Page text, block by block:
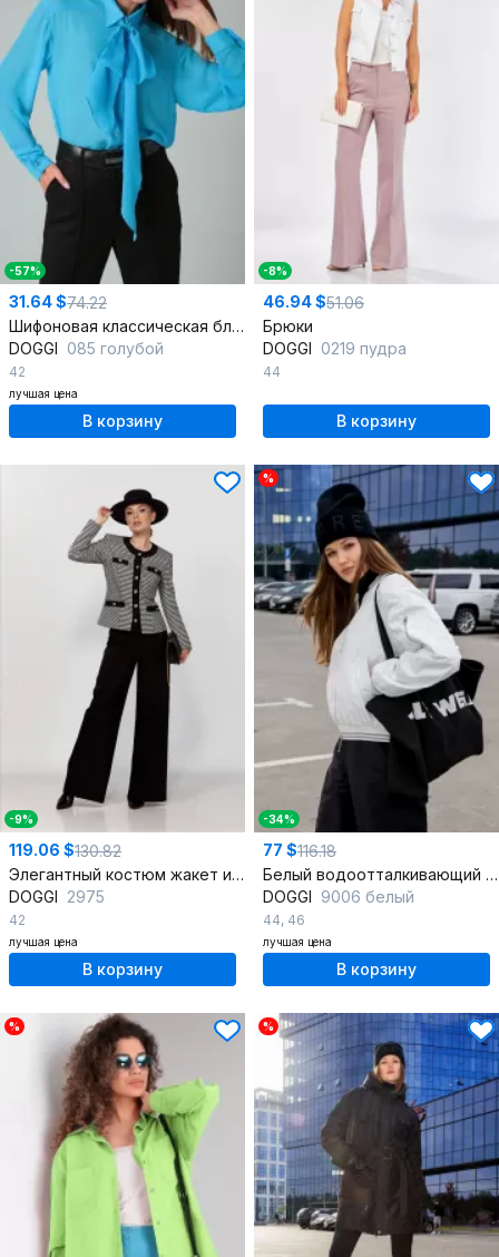
-57%
31.64 $74.22
Шифоновая классическая блузка с воротником и длинным рукавом
DOGGI 085 голубой
42
лучшая цена
В корзину
-8%
46.94 $51.06
Брюки
DOGGI 0219 пудра
44
В корзину
-9%
119.06 $130.82
Элегантный костюм жакет и брюки в стиле Chanel
DOGGI 2975
42
лучшая цена
В корзину
%
-34%
77 $116.18
Белый водоотталкивающий бомбер с капюшоном и карманами
DOGGI 9006 белый
44, 46
лучшая цена
В корзину
% %